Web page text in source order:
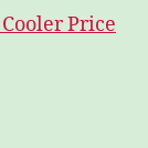
Price